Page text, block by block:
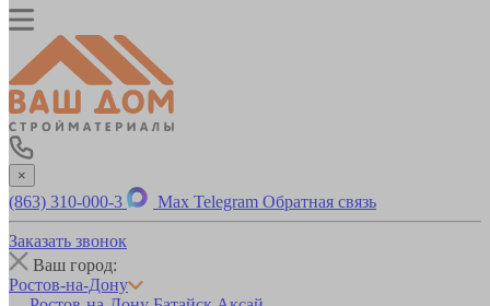
×
(863) 310-000-3 Max Telegram Обратная связь
Заказать звонок
Ваш город:
Ростов-на-Дону